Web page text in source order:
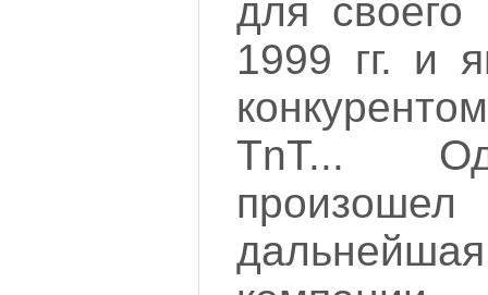
для
1999 гг. и
TnT...